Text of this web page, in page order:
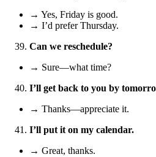
→ Yes, Friday is good.
→ I’d prefer Thursday.
Can we reschedule?
→ Sure—what time?
I’ll get back to you by
→ Thanks—appreciate it.
I’ll put it on my calendar.
→ Great, thanks.